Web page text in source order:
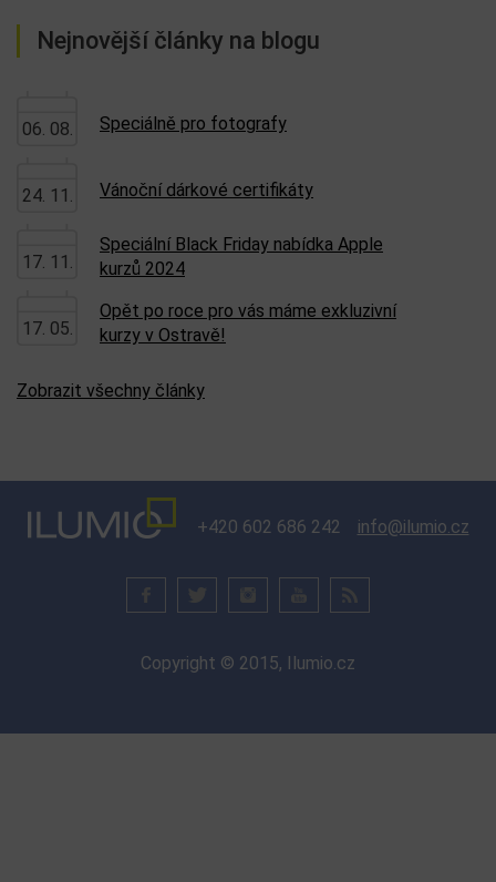
Nejnovější články na blogu
06. 08. Speciálně pro fotografy
24. 11. Vánoční dárkové certifikáty
17. 11.
Speciální Black Friday nabídka Apple
kurzů 2024
17. 05.
Opět po roce pro vás máme exkluzivní
kurzy v Ostravě!
Zobrazit všechny články
+420 602 686 242 info@ilumio.cz
Copyright © 2015, Ilumio.cz